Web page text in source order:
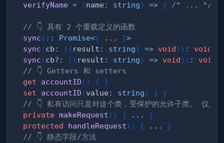
verifyName = (name : string) => { /* ... */
// 👇 具有 2 个重载定义的函数
sync ( ) : Promise<{ ... }>
sync (cb : ( ( result : string) => void) ) :
void
sync (cb? : ( ( result : string) => void) ) : void
// 👇 Getters 和 setters
get
accountID ( ) {
}
set
accountID (value : string) {
}
// 👇 私有访问只是对这个类，受保护的允许子类。 仅用
private makeRequest ( ) { ...
}
protected
handleRequest ( ) { ...
}
// 👇 静态字段/方法